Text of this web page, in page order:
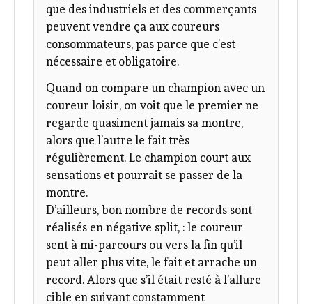
que des industriels et des commerçants
peuvent vendre ça aux coureurs
consommateurs, pas parce que c’est
nécessaire et obligatoire.
Quand on compare un champion avec un
coureur loisir, on voit que le premier ne
regarde quasiment jamais sa montre,
alors que l’autre le fait très
régulièrement. Le champion court aux
sensations et pourrait se passer de la
montre.
D’ailleurs, bon nombre de records sont
réalisés en négative split, : le coureur
sent à mi-parcours ou vers la fin qu’il
peut aller plus vite, le fait et arrache un
record. Alors que s’il était resté à l’allure
cible en suivant constamment